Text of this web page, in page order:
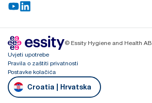
© Essity Hygiene and Health AB
Uvjeti upotrebe
Pravila o zaštiti privatnosti
Postavke kolačića
Croatia | Hrvatska